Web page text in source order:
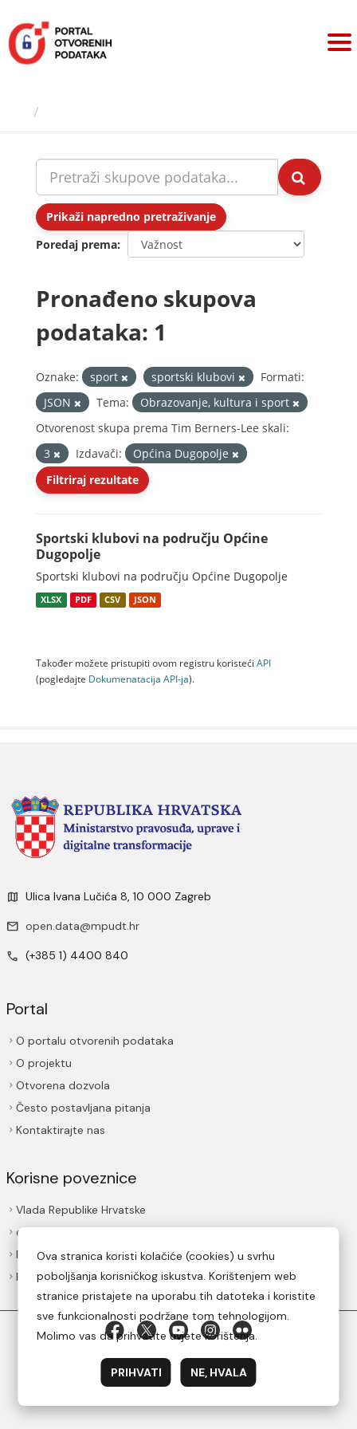
sadržaj
Prikaži napredno pretraživanje
Poredaj prema
Pronađeno skupova
podataka: 1
Oznake: sport sportski klubovi
Formati:
JSON
Tema:
Obrazovanje, kultura i sport
Otvorenost skupa prema Tim Berners-Lee skali:
3
Izdavači:
Općina Dugopolje
Filtriraj rezultate
Sportski klubovi na području Općine
Dugopolje
Sportski klubovi na području Općine Dugopolje
XLSX PDF CSV JSON
Također možete pristupiti ovom registru koristeći API
(pogledajte Dokumenаtаcijа API-jа).